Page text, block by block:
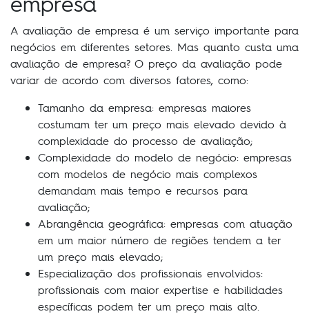
A avaliação de empresa é um serviço importante para
negócios em diferentes setores. Mas quanto custa uma
avaliação de empresa? O preço da avaliação pode
variar de acordo com diversos fatores, como:
Tamanho da empresa: empresas maiores
costumam ter um preço mais elevado devido à
complexidade do processo de avaliação;
Complexidade do modelo de negócio: empresas
com modelos de negócio mais complexos
demandam mais tempo e recursos para
avaliação;
Abrangência geográfica: empresas com atuação
em um maior número de regiões tendem a ter
um preço mais elevado;
Especialização dos profissionais envolvidos:
profissionais com maior expertise e habilidades
específicas podem ter um preço mais alto.